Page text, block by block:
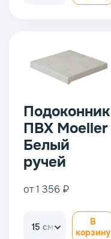
Подоконник
ПВХ Moeller
Белый
ручей
от 1 356 ₽
15 см.
В
корзину